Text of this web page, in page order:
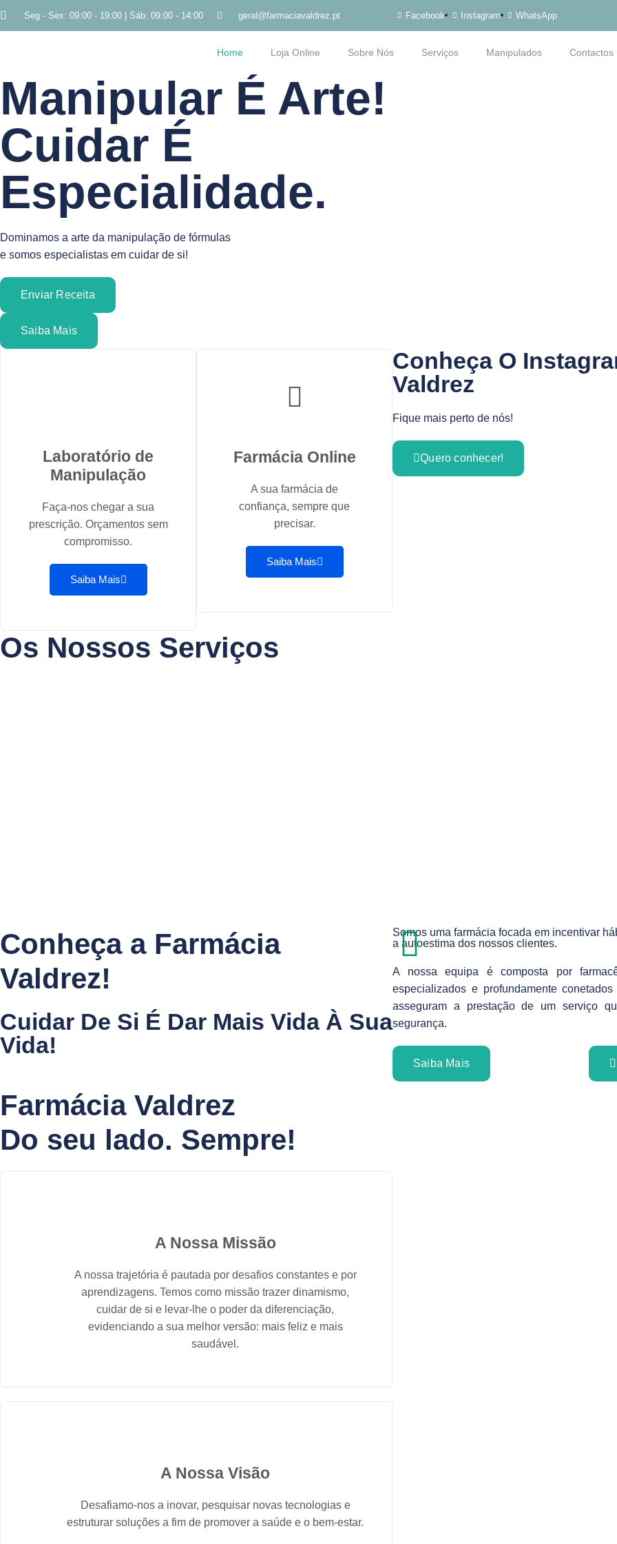
Seg - Sex: 09:00 - 19:00 | Sáb: 09:00 - 14:00 geral@farmaciavaldrez.pt Facebook Instagram WhatsApp
Home Loja Online Sobre Nós Serviços Manipulados Contactos
Manipular É Arte!
Cuidar É
Especialidade.
Dominamos a arte da manipulação de fórmulas
e somos especialistas em cuidar de si!
Enviar Receita
Saiba Mais
Laboratório de
Manipulação
Faça-nos chegar a sua
prescrição. Orçamentos sem
compromisso.
Saiba Mais
Farmácia Online
A sua farmácia de
confiança, sempre que
precisar.
Saiba Mais
Conheça O
Valdrez
Fique mais perto de nós!
Quero conhecer!
Os Nossos Serviços
Conheça a Farmácia
Valdrez!
Cuidar De Si É Dar Mais Vida À Sua
Vida!
Somos uma farmácia focada em incentivar
a autoestima dos nossos clientes.
A nossa equipa é composta por
especializados e profundamente
asseguram a prestação de um serviço
segurança.
Saiba Mais
Farmácia Valdrez
Do seu lado. Sempre!
A Nossa Missão
A nossa trajetória é pautada por desafios constantes e por
aprendizagens. Temos como missão trazer dinamismo,
cuidar de si e levar-lhe o poder da diferenciação,
evidenciando a sua melhor versão: mais feliz e mais
saudável.
A Nossa Visão
Desafiamo-nos a inovar, pesquisar novas tecnologias e
estruturar soluções a fim de promover a saúde e o bem-estar.